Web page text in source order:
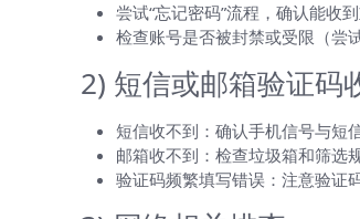
尝试“忘记密码”流程，确认能收
检查账号是否被封禁或受限（尝
2) 短信或邮箱验证码
短信收不到：确认手机信号与短
邮箱收不到：检查垃圾箱和筛选
验证码频繁填写错误：注意验证